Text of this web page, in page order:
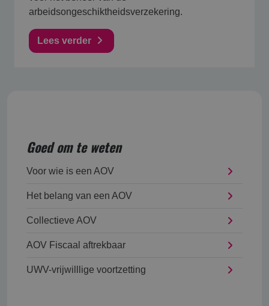
arbeidsongeschiktheidsverzekering.
Lees verder
Goed om te weten
Voor wie is een AOV
Het belang van een AOV
Collectieve AOV
AOV Fiscaal aftrekbaar
UWV-vrijwilllige voortzetting